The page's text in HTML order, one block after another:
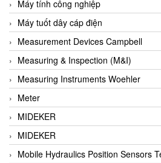
Barel Vietnam
Barksdale
Bartec
Basco
Baumer
Baumuller Vietnam
Baykee
BBC Bircher Smart Access
Máy tính công nghiệp
Máy tuốt dây cáp điện
Measurement Devices Campbell
Measuring & Inspection (M&I)
Measuring Instruments Woehler
Meter
MIDEKER
MIDEKER
Mobile Hydraulics Position Sensors